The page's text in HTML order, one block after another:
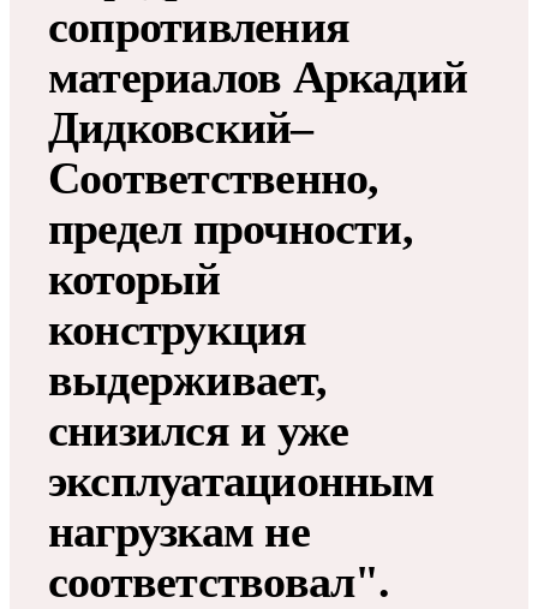
сопротивления
материалов Аркадий
Дидковский–
Соответственно,
предел прочности,
который
конструкция
выдерживает,
снизился и уже
эксплуатационным
нагрузкам не
соответствовал".